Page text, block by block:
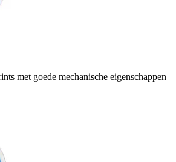
met goede mechanische eigenschappen